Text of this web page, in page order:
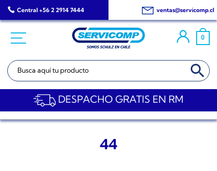
Saltar
al
Central +56 2 2914 7444 ventas@servicomp.cl
0
Buscar: BOTÓN DE
DESPACHO GRATIS EN RM
44